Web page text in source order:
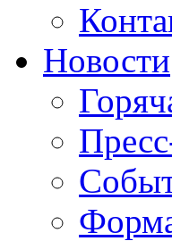
Новости